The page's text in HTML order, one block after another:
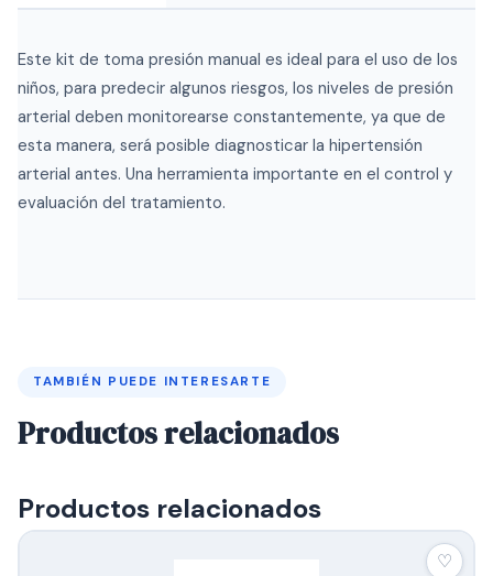
Este kit de toma presión manual es ideal para el uso de los
niños, para predecir algunos riesgos, los niveles de presión
arterial deben monitorearse constantemente, ya que de
esta manera, será posible diagnosticar la hipertensión
arterial antes. Una herramienta importante en el control y
evaluación del tratamiento.
TAMBIÉN PUEDE INTERESARTE
Productos relacionados
Productos relacionados
♡